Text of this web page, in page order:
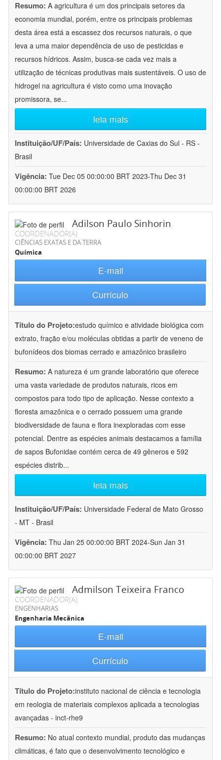
Resumo: A agricultura é um dos principais setores da
economia mundial, porém, entre os principais problemas
desta área está a escassez dos recursos naturais, o que
leva a uma maior dependência de uso de pesticidas e
recursos hídricos. Assim, busca-se cada vez mais a
utilização de técnicas produtivas mais sustentáveis. O uso de
hidrogel na agricultura é visto como uma inovação
promissora, se...
leia mais
Instituição/UF/País: Universidade de Caxias do Sul - RS -
Brasil
Vigência: Tue Dec 05 00:00:00 BRT 2023-Thu Dec 31
00:00:00 BRT 2026
Adilson Paulo Sinhorin
COORDENADOR(A)
CIÊNCIAS EXATAS E DA TERRA
Química
E-mail
Currículo
Título do Projeto:estudo químico e atividade biológica com
extrato, fração e/ou moléculas obtidas a partir de veneno de
bufonídeos dos biomas cerrado e amazônico brasileiro
Resumo: A natureza é um grande laboratório que oferece
uma vasta variedade de produtos naturais, ricos em
compostos para todo tipo de aplicação. Nesse contexto a
floresta amazônica e o cerrado possuem uma grande
biodiversidade de fauna e flora inexploradas com esse
potencial. Dentre as espécies animais destacamos a família
de sapos Bufonidae contém cerca de 49 gêneros e 592
espécies distrib...
leia mais
Instituição/UF/País: Universidade Federal de Mato Grosso
- MT - Brasil
Vigência: Thu Jan 25 00:00:00 BRT 2024-Sun Jan 31
00:00:00 BRT 2027
Admilson Teixeira Franco
COORDENADOR(A)
ENGENHARIAS
Engenharia Mecânica
E-mail
Currículo
Título do Projeto:instituto nacional de ciência e tecnologia
em reologia de materiais complexos aplicada a tecnologias
avançadas - inct-rhe9
Resumo: No atual contexto mundial, produto das mudanças
climáticas, é fato que o desenvolvimento tecnológico e